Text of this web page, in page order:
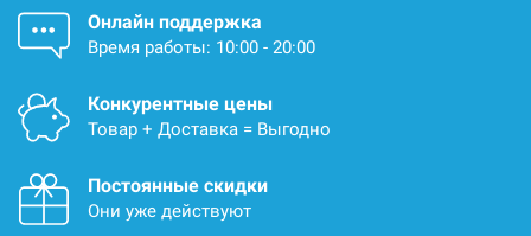
Онлайн поддержка
Время работы: 10:00 - 20:00
Конкурентные цены
Товар + Доставка = Выгодно
Постоянные скидки
Они уже действуют